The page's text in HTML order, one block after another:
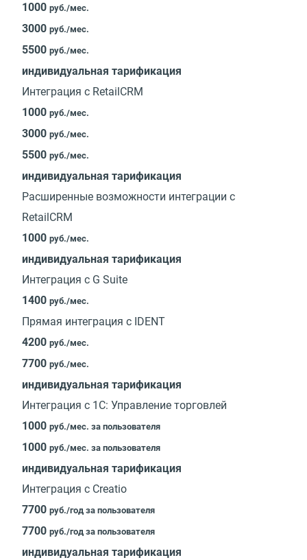
1000 руб./мес.
3000 руб./мес.
5500 руб./мес.
индивидуальная тарификация
Интеграция c RetailCRM
1000 руб./мес.
3000 руб./мес.
5500 руб./мес.
индивидуальная тарификация
Расширенные возможности интеграции c
RetailCRM
1000 руб./мес.
индивидуальная тарификация
Интеграция с G Suite
1400 руб./мес.
Прямая интеграция с IDENT
4200 руб./мес.
7700 руб./мес.
индивидуальная тарификация
Интеграция с 1С: Управление торговлей
1000 руб./мес. за пользователя
1000 руб./мес. за пользователя
индивидуальная тарификация
Интеграция с Creatio
7700 руб./год за пользователя
7700 руб./год за пользователя
индивидуальная тарификация